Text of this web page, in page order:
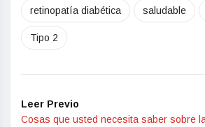
retinopatía diabética saludable
Tipo 2
Leer Previo
Cosas que usted necesita saber sobre